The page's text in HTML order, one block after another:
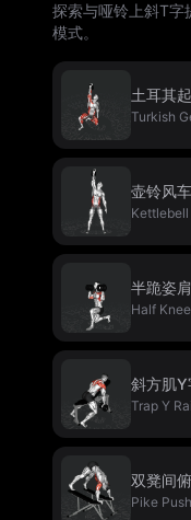
探索与哑铃上斜T字
模式。
土耳其
Turkish
壶铃风
半跪姿
Half
斜方肌Y
Trap Y
双凳间
Pike